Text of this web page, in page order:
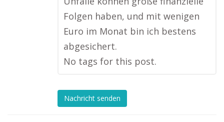
Folgen haben, und mit wenigen
Euro im Monat bin ich bestens
abgesichert.
No tags for this post.
Nachricht senden